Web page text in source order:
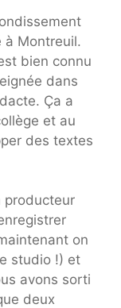
à Montreuil.
bien connu
dans
Ça a
et au
des textes
producteur
on
studio !) et
avons sorti
deux